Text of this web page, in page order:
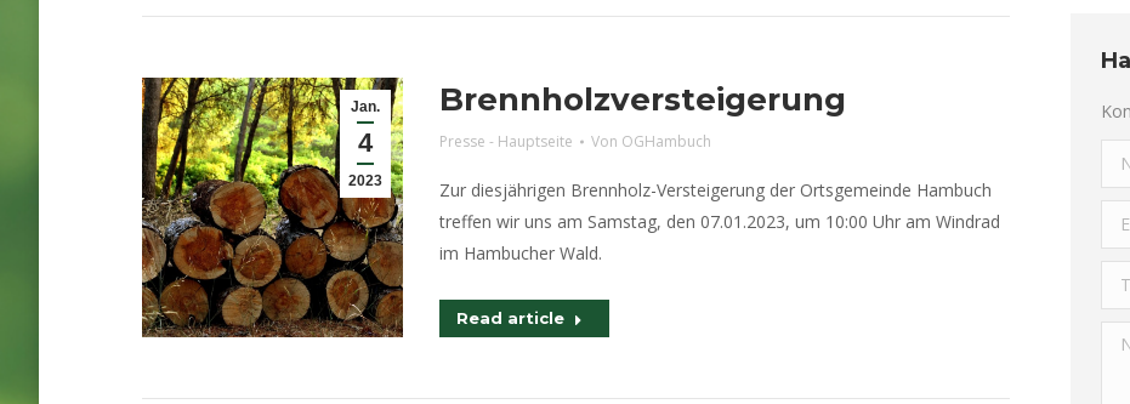
Jan.
4
2023
Brennholzversteigerung
Presse - Hauptseite Von OGHambuch
Zur diesjährigen Brennholz-Versteigerung der Ortsgemeinde Hambuch
treffen wir uns am Samstag, den 07.01.2023, um 10:00 Uhr am Windrad
im Hambucher Wald.
Read article